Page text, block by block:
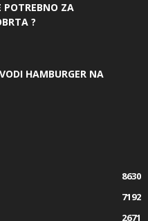
POTREBNO ZA
?
HAMBURGER NA
8630
7192
2671